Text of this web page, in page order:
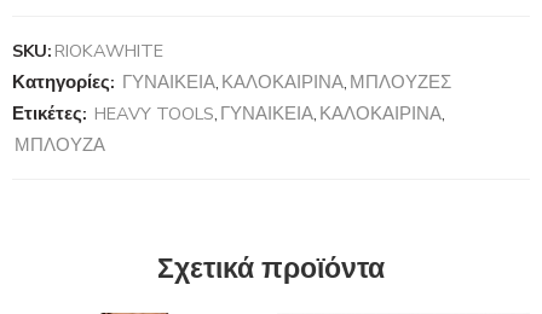
SKU: RIOKAWHITE
Κατηγορίες: ΓΥΝΑΙΚΕΙΑ, ΚΑΛΟΚΑΙΡΙΝΑ, ΜΠΛΟΥΖΕΣ
Ετικέτες: HEAVY TOOLS, ΓΥΝΑΙΚΕΙΑ, ΚΑΛΟΚΑΙΡΙΝΑ,
ΜΠΛΟΥΖΑ
Σχετικά προϊόντα